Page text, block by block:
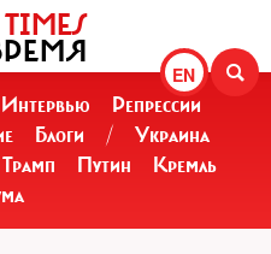
EN
Интервью
Репрессии
Блоги /
Украина
Трамп Путин
Кремль